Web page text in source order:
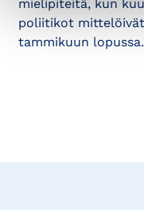
mielipiteitä, kun
poliitikot
tammikuun lopussa.